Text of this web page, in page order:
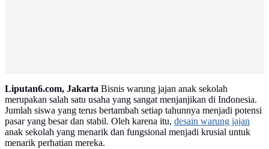
Liputan6.com, Jakarta Bisnis warung jajan anak sekolah
merupakan salah satu usaha yang sangat menjanjikan di Indonesia.
Jumlah siswa yang terus bertambah setiap tahunnya menjadi potensi
pasar yang besar dan stabil. Oleh karena itu, desain warung jajan
anak sekolah yang menarik dan fungsional menjadi krusial untuk
menarik perhatian mereka.